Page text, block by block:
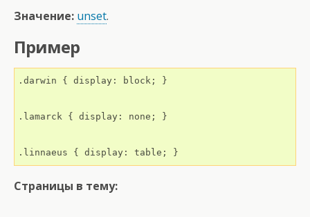
Значение: unset.
Пример
.darwin { display: block; }
.lamarck { display: none; }
.linnaeus { display: table; }
Страницы в тему: